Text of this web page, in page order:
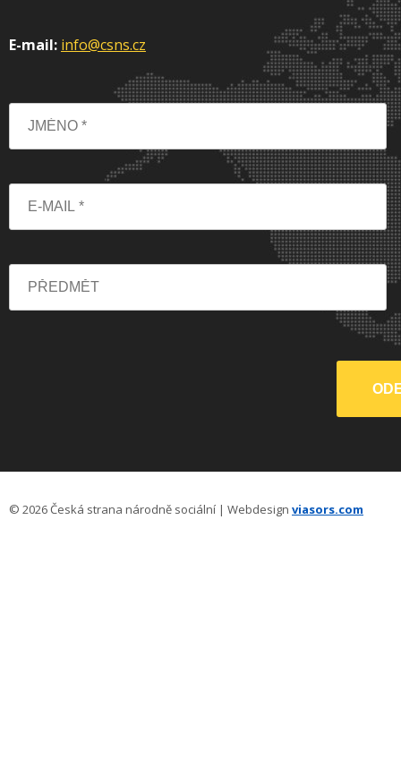
E-mail: info@csns.cz
© 2026 Česká strana národně sociální | Webdesign viasors.com